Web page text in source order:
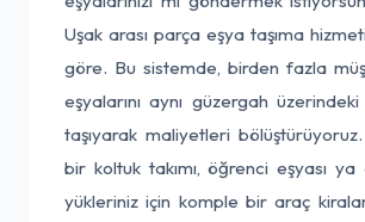
Uşak arası parça eşya taşıma
göre. Bu sistemde, birden fazla
eşyalarını aynı güzergah üzerindeki
taşıyarak maliyetleri
bir koltuk takımı, öğrenci eşyası
yükleriniz için komple bir araç